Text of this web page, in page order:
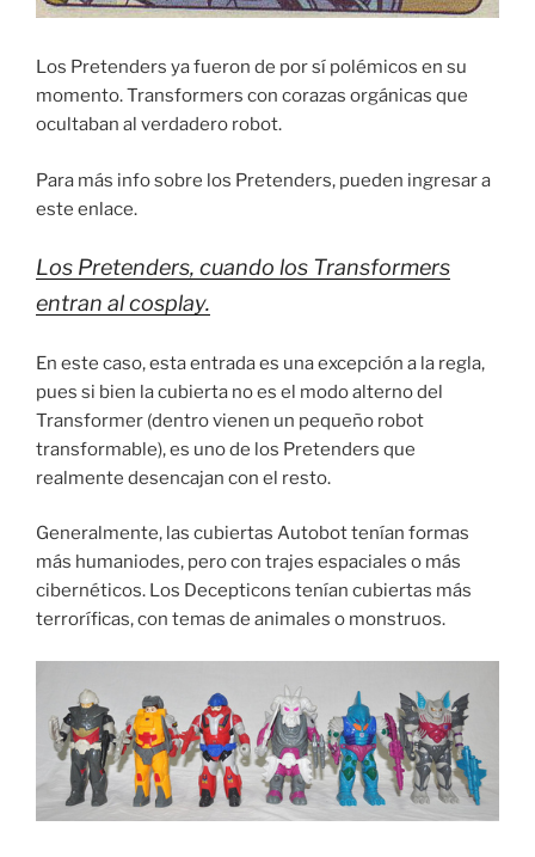
Los Pretenders ya fueron de por sí polémicos en su
momento. Transformers con corazas orgánicas que
ocultaban al verdadero robot.
Para más info sobre los Pretenders, pueden ingresar a
este enlace.
Los Pretenders, cuando los Transformers
entran al cosplay.
En este caso, esta entrada es una excepción a la regla,
pues si bien la cubierta no es el modo alterno del
Transformer (dentro vienen un pequeño robot
transformable), es uno de los Pretenders que
realmente desencajan con el resto.
Generalmente, las cubiertas Autobot tenían formas
más humaniodes, pero con trajes espaciales o más
cibernéticos. Los Decepticons tenían cubiertas más
terroríficas, con temas de animales o monstruos.